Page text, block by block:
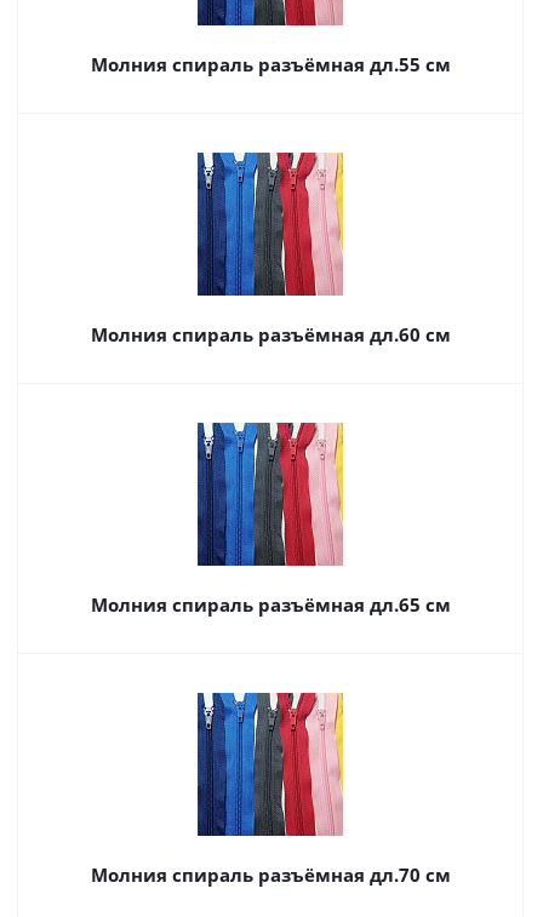
Молния спираль разъёмная дл.55 см
Молния спираль разъёмная дл.60 см
Молния спираль разъёмная дл.65 см
Молния спираль разъёмная дл.70 см